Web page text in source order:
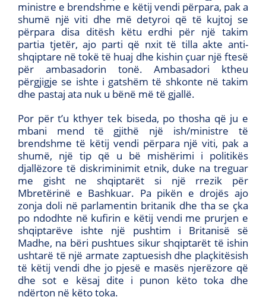
ministre e brendshme e këtij vendi përpara, pak a
shumë një viti dhe më detyroi që të kujtoj se
përpara disa ditësh këtu erdhi për një takim
partia tjetër, ajo parti që nxit të tilla akte anti-
shqiptare në tokë të huaj dhe kishin çuar një ftesë
për ambasadorin tonë. Ambasadori ktheu
përgjigje se ishte i gatshëm të shkonte në takim
dhe pastaj ata nuk u bënë më të gjallë.
Por për t’u kthyer tek biseda, po thosha që ju e
mbani mend të gjithë një ish/ministre të
brendshme të këtij vendi përpara një viti, pak a
shumë, një tip që u bë mishërimi i politikës
djallëzore të diskriminimit etnik, duke na treguar
me gisht ne shqiptarët si një rrezik për
Mbretërinë e Bashkuar. Pa pikën e drojës ajo
zonja doli në parlamentin britanik dhe tha se çka
po ndodhte në kufirin e këtij vendi me prurjen e
shqiptarëve ishte një pushtim i Britanisë së
Madhe, na bëri pushtues sikur shqiptarët të ishin
ushtarë të një armate zaptuesish dhe plaçkitësish
të këtij vendi dhe jo pjesë e masës njerëzore që
dhe sot e kësaj dite i punon këto toka dhe
ndërton në këto toka.